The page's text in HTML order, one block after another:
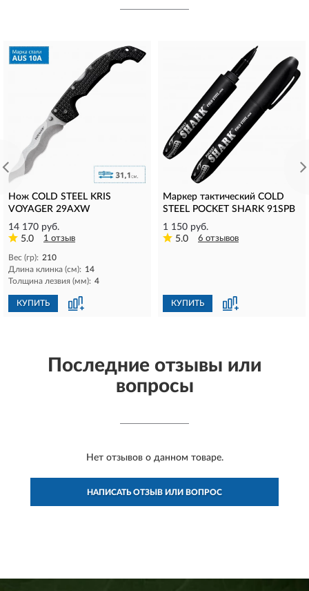
Нож COLD STEEL KRIS
VOYAGER 29AXW
14 170 руб.
5.0
1 отзыв
Вес (гр): 210
Длина клинка (см): 14
Толщина лезвия (мм): 4
КУПИТЬ
Маркер тактический COLD
STEEL POCKET SHARK 91SPB
1 150 руб.
5.0
6 отзывов
КУПИТЬ
Последние отзывы или
вопросы
Нет отзывов о данном товаре.
НАПИСАТЬ ОТЗЫВ ИЛИ ВОПРОС